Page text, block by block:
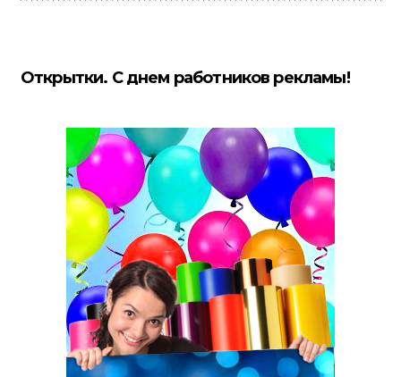
Открытки. С днем работников рекламы!